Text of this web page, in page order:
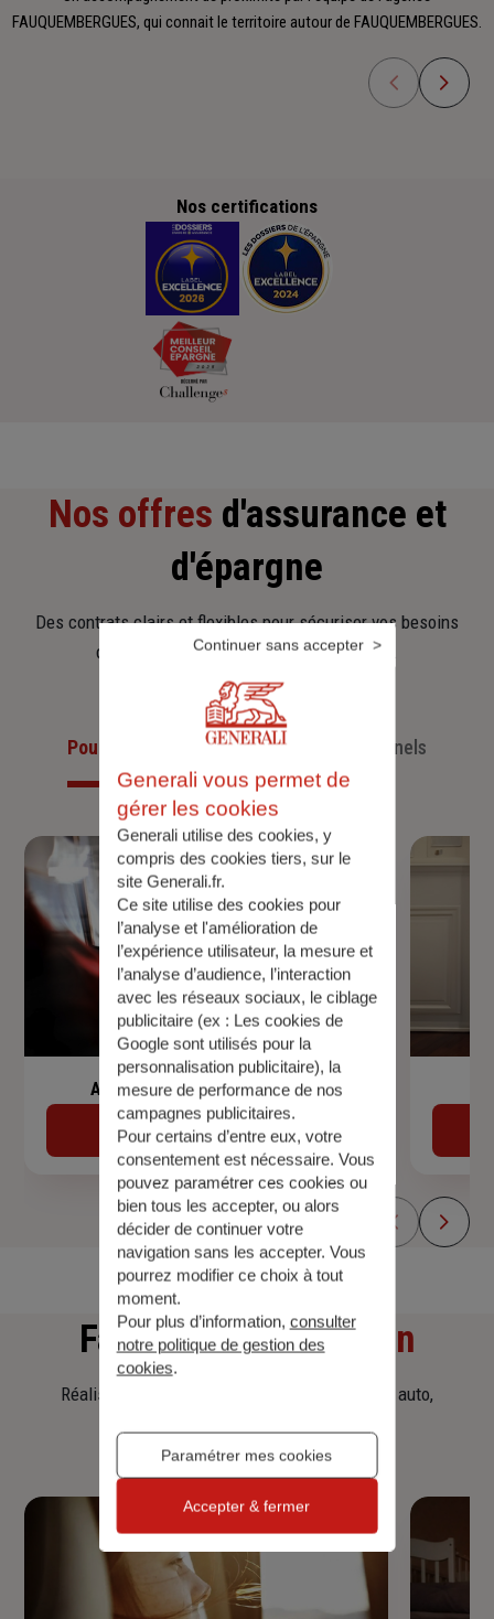
FAUQUEMBERGUES, qui connait le territoire autour de FAUQUEMBERGUES.
Nos certifications
Nos offres d'assurance et
d'épargne
Des contrats clairs et flexibles pour sécuriser vos besoins
d’aujourd’hui et anticiper ceux de demain.
Pour les particuliersPour les professionnels
Assurance de prêt immobilier
Découvrir
Faitesune simulation
Réalisez une simulation tarifaire d'assurance, auto,
Generali vous permet de
gérer les cookies
Generali utilise des cookies, y
compris des cookies tiers, sur le
site Generali.fr.
Ce site utilise des cookies pour
l’analyse et l'amélioration de
l’expérience utilisateur, la mesure et
l’analyse d’audience, l’interaction
avec les réseaux sociaux, le ciblage
publicitaire (ex : Les cookies de
Google sont utilisés pour la
personnalisation publicitaire), la
mesure de performance de nos
campagnes publicitaires.
Pour certains d’entre eux, votre
consentement est nécessaire. Vous
pouvez paramétrer ces cookies ou
bien tous les accepter, ou alors
décider de continuer votre
navigation sans les accepter. Vous
pourrez modifier ce choix à tout
moment.
Pour plus d’information, consulter
notre politique de gestion des
cookies.
Paramétrer mes cookies
Continuer sans accepter
Accepter & fermer